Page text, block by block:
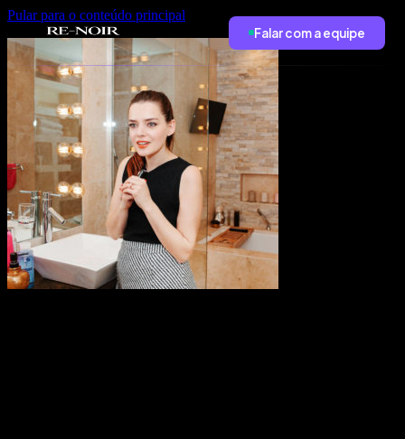
Pular para o conteúdo principal
Falar com a equipe